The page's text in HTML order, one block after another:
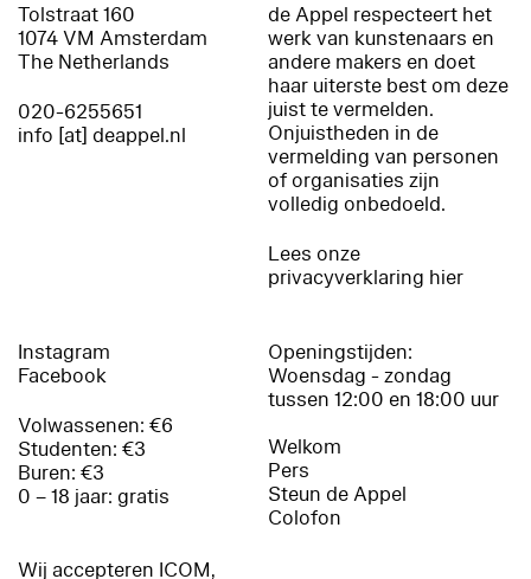
Tolstraat 160
1074 VM Amsterdam
The Netherlands
020-6255651
info [at] deappel.nl
de Appel respecteert het
werk van kunstenaars en
andere makers en doet
haar uiterste best om deze
juist te vermelden.
Onjuistheden in de
vermelding van personen
of organisaties zijn
volledig onbedoeld.
Lees onze
privacyverklaring hier
Instagram
Facebook
Volwassenen: €6
Studenten: €3
Buren: €3
0 – 18 jaar: gratis
Wij accepteren ICOM,
Openingstijden:
Woensdag - zondag
tussen 12:00 en 18:00 uur
Welkom
Pers
Steun de Appel
Colofon